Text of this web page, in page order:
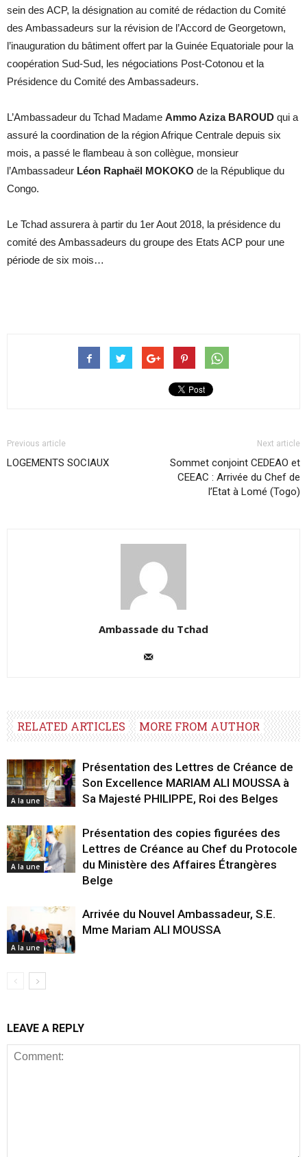
sein des ACP, la désignation au comité de rédaction du Comité
des Ambassadeurs sur la révision de l’Accord de Georgetown,
l’inauguration du bâtiment offert par la Guinée Equatoriale pour la
coopération Sud-Sud, les négociations Post-Cotonou et la
Présidence du Comité des Ambassadeurs.
L’Ambassadeur du Tchad Madame Ammo Aziza BAROUD qui a
assuré la coordination de la région Afrique Centrale depuis six
mois, a passé le flambeau à son collègue, monsieur
l’Ambassadeur Léon Raphaël MOKOKO de la République du
Congo.
Le Tchad assurera à partir du 1er Aout 2018, la présidence du
comité des Ambassadeurs du groupe des Etats ACP pour une
période de six mois…
Previous article
LOGEMENTS SOCIAUX
Next article
Sommet conjoint CEDEAO et
CEEAC : Arrivée du Chef de
l’Etat à Lomé (Togo)
Ambassade du Tchad
RELATED ARTICLES MORE FROM AUTHOR
A la une
Présentation des Lettres de Créance de
Son Excellence MARIAM ALI MOUSSA à
Sa Majesté PHILIPPE, Roi des Belges
A la une
Présentation des copies figurées des
Lettres de Créance au Chef du Protocole
du Ministère des Affaires Étrangères
Belge
A la une
Arrivée du Nouvel Ambassadeur, S.E.
Mme Mariam ALI MOUSSA
LEAVE A REPLY